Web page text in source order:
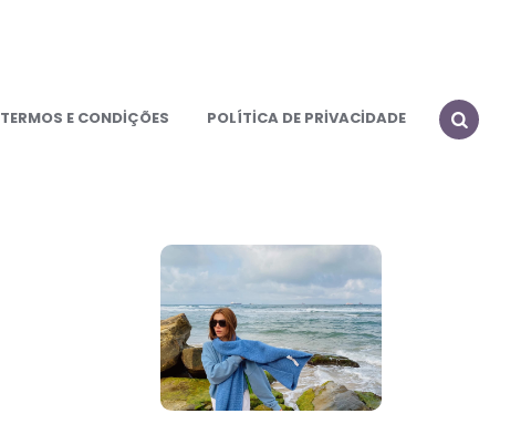
TERMOS E CONDİÇÕES
POLÍTİCA DE PRİVACİDADE